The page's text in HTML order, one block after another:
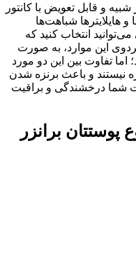
و قابل تعویض با کانتور
و هایلایترها شباهت‌ها
انتخاب کنید که
هردوی این موارد، به صورت
تفاوت بین این دو مورد
نیستند و باعث برنزه شدن
درخشندگی و براقیت
پوستتان برانزر